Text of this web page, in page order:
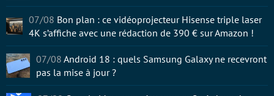
07/08 Bon plan : ce vidéoprojecteur Hisense triple laser
4K s’affiche avec une rédaction de 390 € sur Amazon !
07/08 Android 18 : quels Samsung Galaxy ne recevront
pas la mise à jour ?